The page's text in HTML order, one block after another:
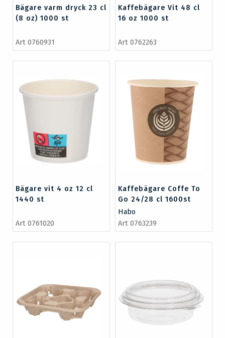
Bägare varm dryck 23 cl
(8 oz) 1000 st
Art 0760931
Kaffebägare Vit 48 cl
16 oz 1000 st
Art 0762263
Bägare vit 4 oz 12 cl
1440 st
Art 0761020
Kaffebägare Coffe To
Go 24/28 cl 1600st
Habo
Art 0763239